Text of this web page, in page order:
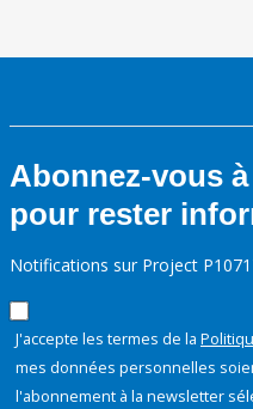
Abonnez-vous
pour rester
Notifications sur Project
J'accepte les termes de la
mes données personnelles
l'abonnement à la newsletter